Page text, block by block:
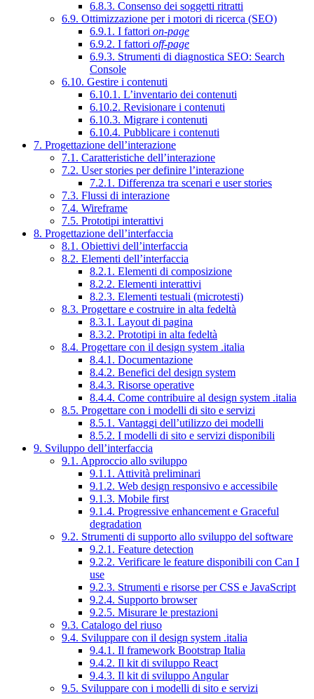
6.8.3. Consenso dei soggetti ritratti
6.9. Ottimizzazione per i motori di ricerca (SEO)
6.9.1. I fattori on-page
6.9.2. I fattori off-page
6.9.3. Strumenti di diagnostica SEO: Search
Console
6.10. Gestire i contenuti
6.10.1. L’inventario dei contenuti
6.10.2. Revisionare i contenuti
6.10.3. Migrare i contenuti
6.10.4. Pubblicare i contenuti
7. Progettazione dell’interazione
7.1. Caratteristiche dell’interazione
7.2. User stories per definire l’interazione
7.2.1. Differenza tra scenari e user stories
7.3. Flussi di interazione
7.4. Wireframe
7.5. Prototipi interattivi
8. Progettazione dell’interfaccia
8.1. Obiettivi dell’interfaccia
8.2. Elementi dell’interfaccia
8.2.1. Elementi di composizione
8.2.2. Elementi interattivi
8.2.3. Elementi testuali (microtesti)
8.3. Progettare e costruire in alta fedeltà
8.3.1. Layout di pagina
8.3.2. Prototipi in alta fedeltà
8.4. Progettare con il design system .italia
8.4.1. Documentazione
8.4.2. Benefici del design system
8.4.3. Risorse operative
8.4.4. Come contribuire al design system .italia
8.5. Progettare con i modelli di sito e servizi
8.5.1. Vantaggi dell’utilizzo dei modelli
8.5.2. I modelli di sito e servizi disponibili
9. Sviluppo dell’interfaccia
9.1. Approccio allo sviluppo
9.1.1. Attività preliminari
9.1.2. Web design responsivo e accessibile
9.1.3. Mobile first
9.1.4. Progressive enhancement e Graceful
degradation
9.2. Strumenti di supporto allo sviluppo del software
9.2.1. Feature detection
9.2.2. Verificare le feature disponibili con Can I
use
9.2.3. Strumenti e risorse per CSS e JavaScript
9.2.4. Supporto browser
9.2.5. Misurare le prestazioni
9.3. Catalogo del riuso
9.4. Sviluppare con il design system .italia
9.4.1. Il framework Bootstrap Italia
9.4.2. Il kit di sviluppo React
9.4.3. Il kit di sviluppo Angular
9.5. Sviluppare con i modelli di sito e servizi